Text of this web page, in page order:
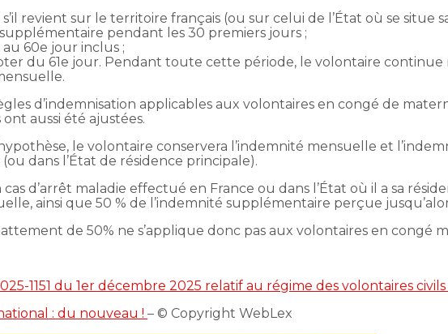
s’il revient sur le territoire français (ou sur celui de l’État où se situe
supplémentaire pendant les 30 premiers jours ;
au 60e jour inclus ;
du 61e jour. Pendant toute cette période, le volontaire continue
d’indemnisation applicables aux volontaires en congé de
aussi été ajustées.
le volontaire conservera l’indemnité mensuelle et
dans l’État de résidence principale).
cas d’arrêt maladie effectué en France ou dans l’État où il a sa
ainsi que 50 % de l’indemnité supplémentaire perçue
de 50% ne s’applique donc pas aux volontaires en congé
1151 du 1er décembre 2025 relatif au régime des volontaires
: du nouveau !– © Copyright WebLex